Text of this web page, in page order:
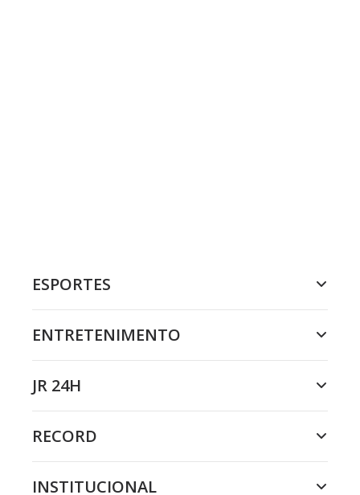
ESPORTES
ENTRETENIMENTO
JR 24H
RECORD
INSTITUCIONAL